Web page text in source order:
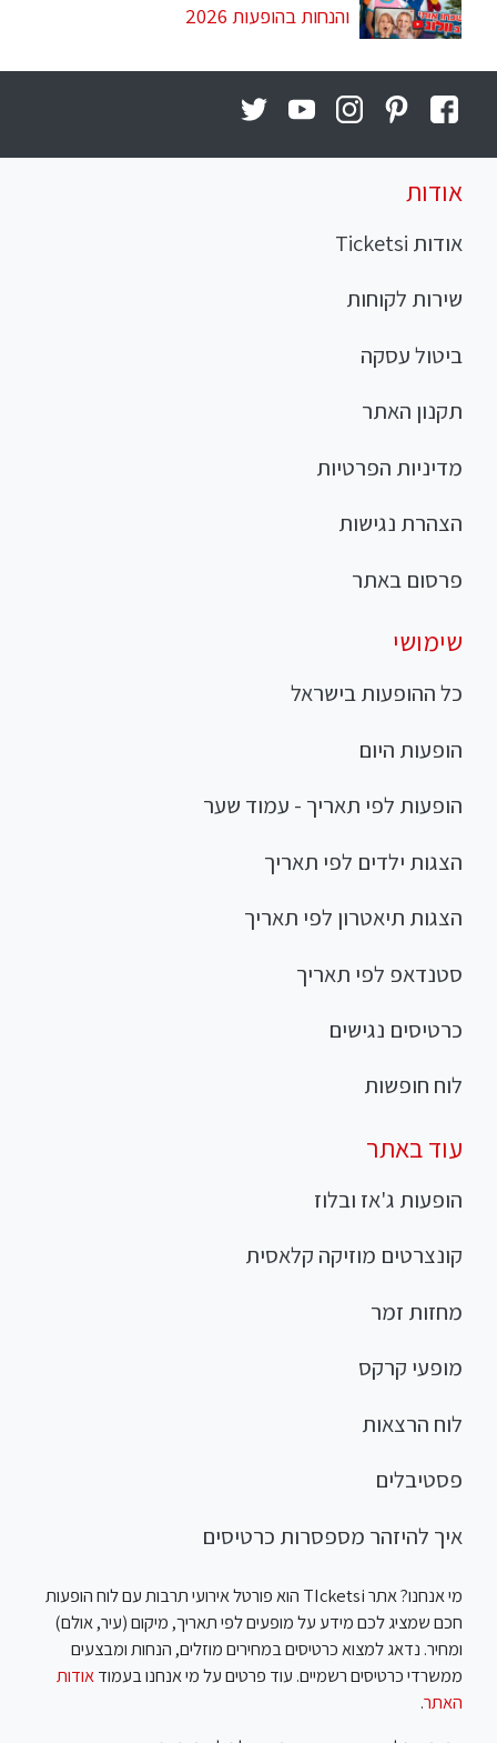
והנחות בהופעות 2026
אודות
אודות Ticketsi
שירות לקוחות
ביטול עסקה
תקנון האתר
מדיניות הפרטיות
הצהרת נגישות
פרסום באתר
שימושי
כל ההופעות בישראל
הופעות היום
הופעות לפי תאריך - עמוד שער
הצגות ילדים לפי תאריך
הצגות תיאטרון לפי תאריך
סטנדאפ לפי תאריך
כרטיסים נגישים
לוח חופשות
עוד באתר
הופעות ג'אז ובלוז
קונצרטים מוזיקה קלאסית
מחזות זמר
מופעי קרקס
לוח הרצאות
פסטיבלים
איך להיזהר מספסרות כרטיסים
מי אנחנו? אתר TIcketsi הוא פורטל אירועי תרבות עם לוח הופעות
חכם שמציג לכם מידע על מופעים לפי תאריך, מיקום (עיר, אולם)
ומחיר. נדאג למצוא כרטיסים במחירים מוזלים, הנחות ומבצעים
ממשרדי כרטיסים רשמיים. עוד פרטים על מי אנחנו בעמודאודות
האתר.